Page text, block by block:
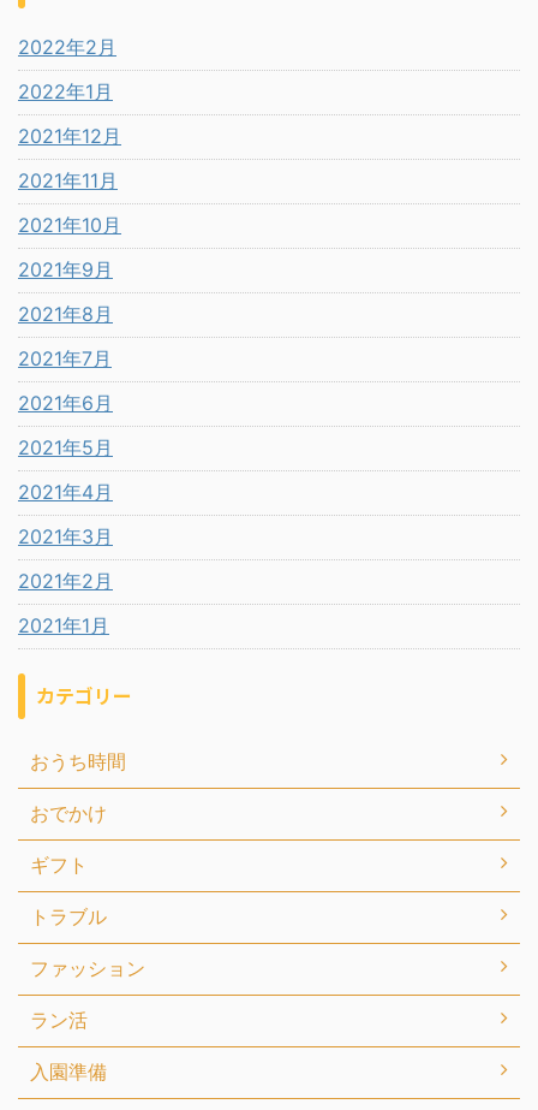
2022年2月
2022年1月
2021年12月
2021年11月
2021年10月
2021年9月
2021年8月
2021年7月
2021年6月
2021年5月
2021年4月
2021年3月
2021年2月
2021年1月
カテゴリー
おうち時間
おでかけ
ギフト
トラブル
ファッション
ラン活
入園準備